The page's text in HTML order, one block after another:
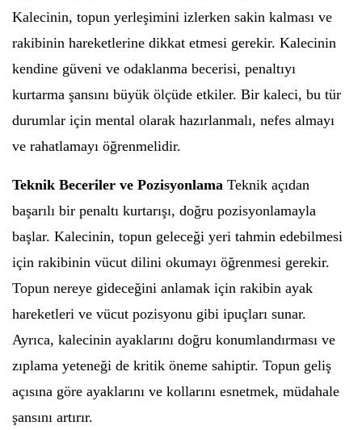
Kalecinin, topun yerleşimini izlerken sakin kalması ve
rakibinin hareketlerine dikkat etmesi gerekir. Kalecinin
kendine güveni ve odaklanma becerisi, penaltıyı
kurtarma şansını büyük ölçüde etkiler. Bir kaleci, bu tür
durumlar için mental olarak hazırlanmalı, nefes almayı
ve rahatlamayı öğrenmelidir.
Teknik Beceriler ve Pozisyonlama Teknik açıdan
başarılı bir penaltı kurtarışı, doğru pozisyonlamayla
başlar. Kalecinin, topun geleceği yeri tahmin edebilmesi
için rakibinin vücut dilini okumayı öğrenmesi gerekir.
Topun nereye gideceğini anlamak için rakibin ayak
hareketleri ve vücut pozisyonu gibi ipuçları sunar.
Ayrıca, kalecinin ayaklarını doğru konumlandırması ve
zıplama yeteneği de kritik öneme sahiptir. Topun geliş
açısına göre ayaklarını ve kollarını esnetmek, müdahale
şansını artırır.